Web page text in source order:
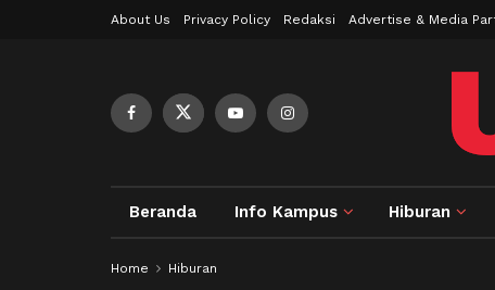
About Us Privacy Policy Redaksi Advertise & Media
Beranda Info Kampus Hiburan
Home Hiburan